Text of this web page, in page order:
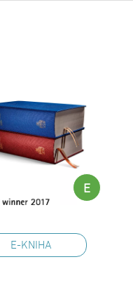
E
E-KNIHA